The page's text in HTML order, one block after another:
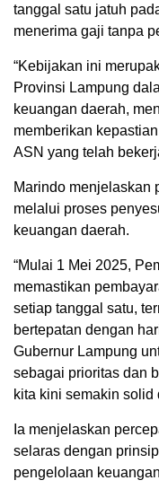
tanggal satu jatuh
menerima gaji tanpa
“Kebijakan ini
Provinsi Lampung
keuangan daerah,
memberikan
ASN yang telah
Marindo menjelaskan
melalui proses
keuangan daerah.
“Mulai 1 Mei 2025,
memastikan
setiap tanggal satu,
bertepatan dengan
Gubernur Lampung
sebagai prioritas dan
kita kini semakin solid
Ia menjelaskan
selaras dengan
pengelolaan